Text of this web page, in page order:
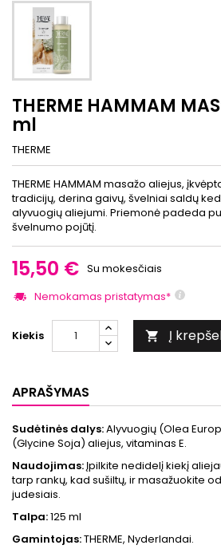
THERME HAMMAM
ml
THERME
THERME HAMMAM masažo aliejus,
tradicijų, derina gaivų, švelniai saldų
alyvuogių aliejumi. Priemonė padeda
švelnumo pojūtį.
15,50 € Su mokesčiais
Nemokamas pristatymas*
Kiekis  Į
APRAŠYMAS
Sudėtinės dalys:Alyvuogių (Olea
(Glycine Soja) aliejus, vitaminas E.
Naudojimas:Įpilkite nedidelį kiekį
tarp rankų, kad sušiltų, ir masažuokite
judesiais.
Talpa:125 ml
Gamintojas:THERME, Nyderlandai.